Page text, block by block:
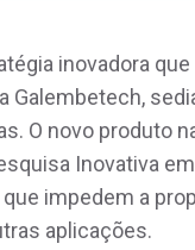
inovadora
Galembetech,
O novo produto
Inovativa
impedem a
aplicações.